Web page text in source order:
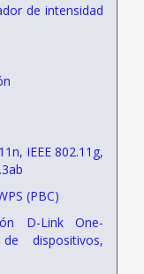
de intensidad
IEEE 802.11g,
(PBC)
D-Link One-
dispositivos,